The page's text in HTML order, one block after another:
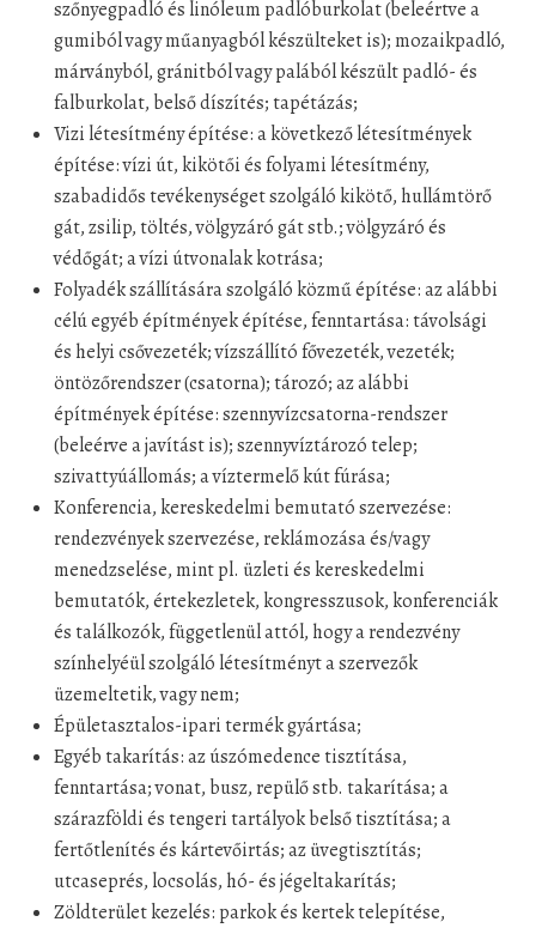
szőnyegpadló és linóleum padlóburkolat (beleértve a
gumiból vagy műanyagból készülteket is); mozaikpadló,
márványból, gránitból vagy palából készült padló- és
falburkolat, belső díszítés; tapétázás;
Vizi létesítmény építése: a következő létesítmények
építése: vízi út, kikötői és folyami létesítmény,
szabadidős tevékenységet szolgáló kikötő, hullámtörő
gát, zsilip, töltés, völgyzáró gát stb.; völgyzáró és
védőgát; a vízi útvonalak kotrása;
Folyadék szállítására szolgáló közmű építése: az alábbi
célú egyéb építmények építése, fenntartása: távolsági
és helyi csővezeték; vízszállító fővezeték, vezeték;
öntözőrendszer (csatorna); tározó; az alábbi
építmények építése: szennyvízcsatorna-rendszer
(beleérve a javítást is); szennyvíztározó telep;
szivattyúállomás; a víztermelő kút fúrása;
Konferencia, kereskedelmi bemutató szervezése:
rendezvények szervezése, reklámozása és/vagy
menedzselése, mint pl. üzleti és kereskedelmi
bemutatók, értekezletek, kongresszusok, konferenciák
és találkozók, függetlenül attól, hogy a rendezvény
színhelyéül szolgáló létesítményt a szervezők
üzemeltetik, vagy nem;
Épületasztalos-ipari termék gyártása;
Egyéb takarítás: az úszómedence tisztítása,
fenntartása; vonat, busz, repülő stb. takarítása; a
szárazföldi és tengeri tartályok belső tisztítása; a
fertőtlenítés és kártevőirtás; az üvegtisztítás;
utcaseprés, locsolás, hó- és jégeltakarítás;
Zöldterület kezelés: parkok és kertek telepítése,